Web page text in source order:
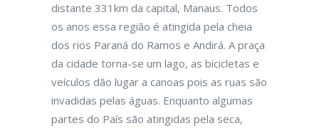
distante 331km da capital, Manaus. Todos
os anos essa região é atingida pela cheia
dos rios Paraná do Ramos e Andirá. A praça
da cidade torna-se um lago, as bicicletas e
veículos dão lugar a canoas pois as ruas são
invadidas pelas águas. Enquanto algumas
partes do País são atingidas pela seca,